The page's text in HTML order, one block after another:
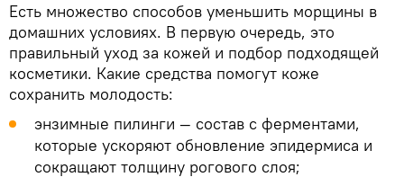
Есть множество способов уменьшить морщины в
домашних условиях. В первую очередь, это
правильный уход за кожей и подбор подходящей
косметики. Какие средства помогут коже
сохранить молодость:
энзимные пилинги — состав с ферментами,
которые ускоряют обновление эпидермиса и
сокращают толщину рогового слоя;